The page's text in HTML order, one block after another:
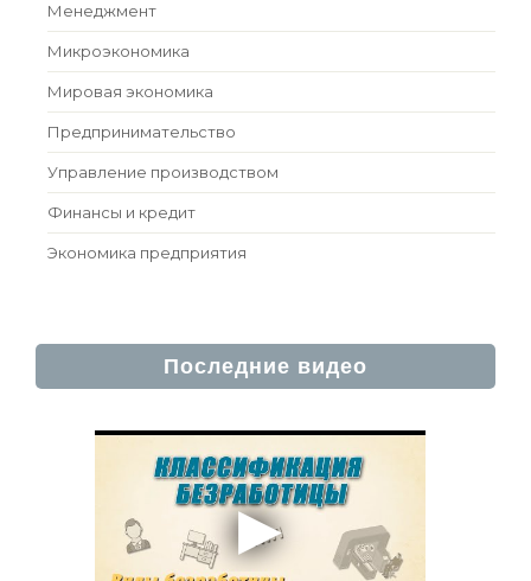
Менеджмент
Микроэкономика
Мировая экономика
Предпринимательство
Управление производством
Финансы и кредит
Экономика предприятия
Последние видео